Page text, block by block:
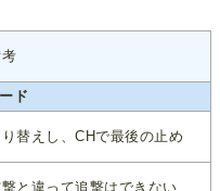
ド
替えし、CHで最後の止め
撃と違って追撃はできない